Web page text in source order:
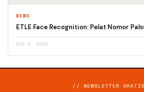
NEWS
ETLE Face Recognition: Pelat Nomor
AUG 6, 2026
// NEWSLETTER GRATIS